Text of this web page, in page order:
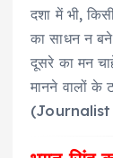
दशा में भी,
का साधन न
दूसरे का मन
मानने वालों के